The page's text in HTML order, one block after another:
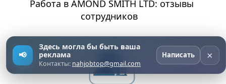
Работа в AMOND SMITH LTD: отзывы
сотрудников
📢
Здесь могла бы быть ваша
реклама
Контакты: nahjobtop@gmail.com
Написать ×